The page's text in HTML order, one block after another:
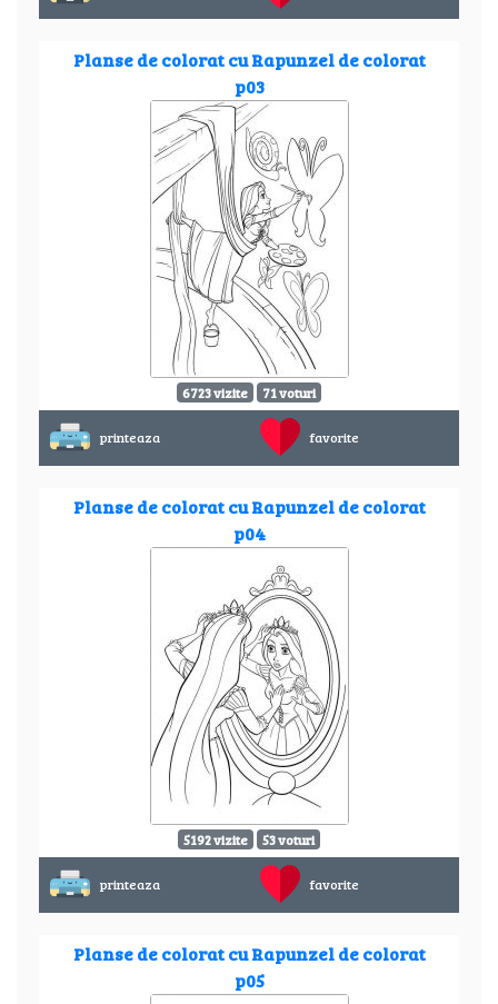
Planse de colorat cu Rapunzel de colorat
p03
6723 vizite 71 voturi
printeaza favorite
Planse de colorat cu Rapunzel de colorat
p04
5192 vizite 53 voturi
printeaza favorite
Planse de colorat cu Rapunzel de colorat
p05